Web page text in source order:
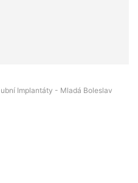
Implantáty - Mladá Boleslav